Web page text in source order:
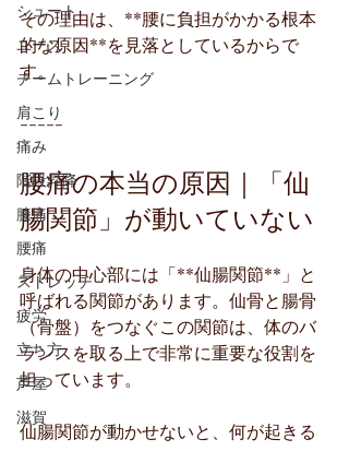
シュート
ユース
チームトレーニング
肩こり
痛み
階段昇降
膝痛
腰痛
ストレッチ
疲労
立ち方
芦屋
滋賀
その理由は、**腰に負担がかかる根本
的な原因**を見落としているからで
す。
-----
腰痛の本当の原因｜「仙
腸関節」が動いていない
身体の中心部には「**仙腸関節**」と
呼ばれる関節があります。仙骨と腸骨
（骨盤）をつなぐこの関節は、体のバ
ランスを取る上で非常に重要な役割を
担っています。
仙腸関節が動かせないと、何が起きる